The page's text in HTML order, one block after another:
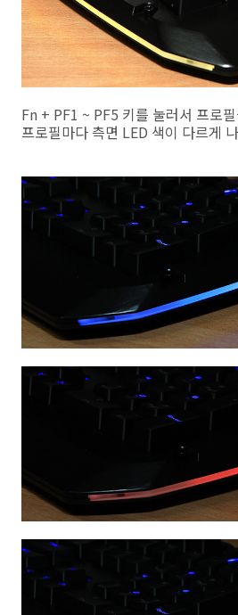
Fn + PF1 ~ PF5 키를 눌러서 프로
프로필마다 측면 LED 색이 다르게